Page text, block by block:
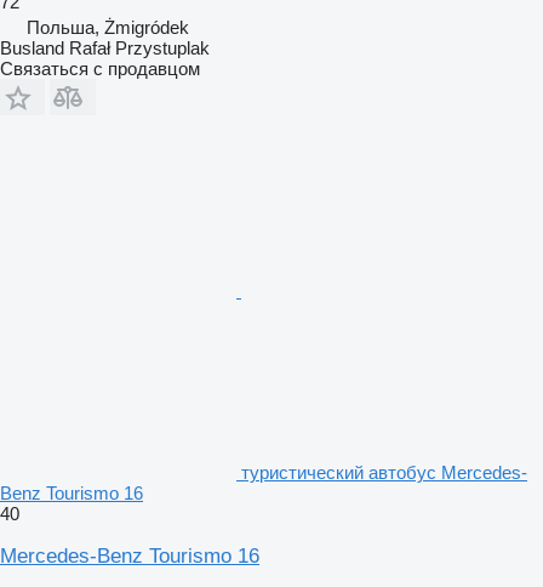
Польша, Żmigródek
Busland Rafał Przystuplak
Связаться с продавцом
туристический автобус Mercedes-
Benz Tourismo 16
40
Mercedes-Benz Tourismo 16